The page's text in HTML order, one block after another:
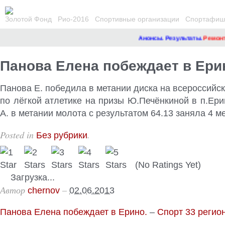
Золотой Фонд Рио-2016 Спортивные организации
Анонсы. Результаты.Ремонт
Панова Елена побеждает в
Панова Е. победила в метании диска на
по лёгкой атлетике на призы Ю.Печёнкиной в
А. в метании молота с результатом 64.13 заняла 4
Posted in Без рубрики.
(No Ratings Yet)
Загрузка...
Автор chernov – 02.06.2013
Панова Елена побеждает в Ерино. – Спорт 33